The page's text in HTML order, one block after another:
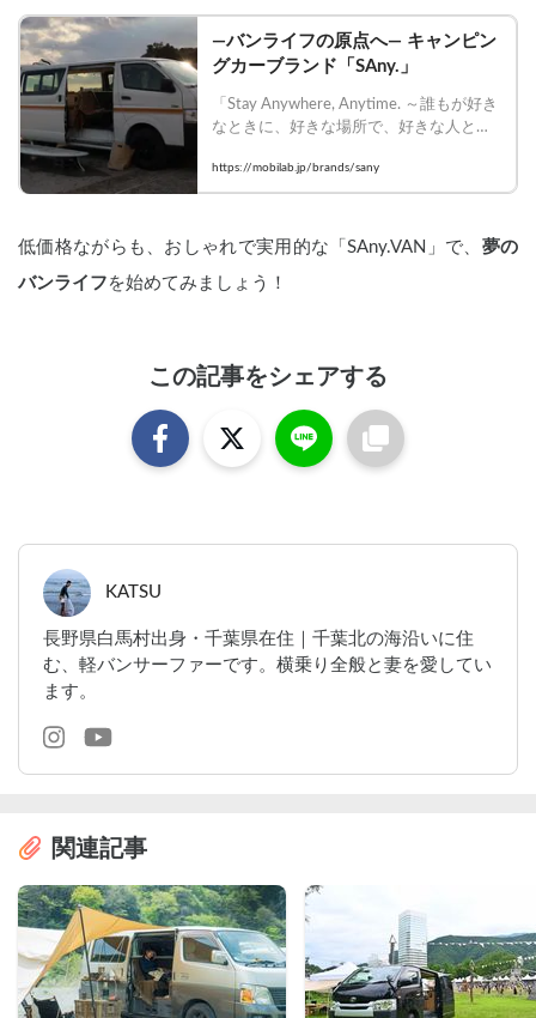
―バンライフの原点へ― キャンピン
グカーブランド「SAny.」
「Stay Anywhere, Anytime. ～誰もが好き
なときに、好きな場所で、好きな人と過
「S」「Any」から生まれたキャンピング
カーブランド「SAny.」。
https://mobilab.jp/brands/sany
低価格ながらも、おしゃれで実用的な「SAny.VAN」で、 夢の
バンライフ を始めてみましょう！
この記事をシェアする
KATSU
長野県白馬村出身・千葉県在住｜千葉北の海沿いに住
む、軽バンサーファーです。横乗り全般と妻を愛してい
ます。
関連記事